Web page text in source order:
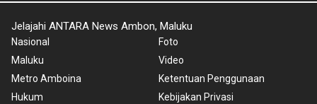
Jelajahi ANTARA News Ambon, Maluku
Nasional
Maluku
Metro Amboina
Hukum
Foto
Video
Ketentuan Penggunaan
Kebijakan Privasi